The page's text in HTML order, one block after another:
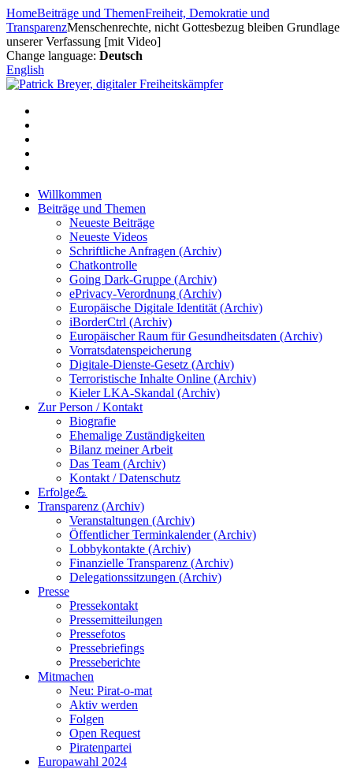
Zum
Inhalt
springen
HomeBeiträge und ThemenFreiheit, Demokratie und
TransparenzMenschenrechte, nicht Gottesbezug bleiben Grundlage
unserer Verfassung [mit Video]
Change language: Deutsch
English
Willkommen
Beiträge und Themen
Neueste Beiträge
Neueste Videos
Schriftliche Anfragen (Archiv)
Chatkontrolle
Going Dark-Gruppe (Archiv)
ePrivacy-Verordnung (Archiv)
Europäische Digitale Identität (Archiv)
iBorderCtrl (Archiv)
Europäischer Raum für Gesundheitsdaten (Archiv)
Vorratsdatenspeicherung
Digitale-Dienste-Gesetz (Archiv)
Terroristische Inhalte Online (Archiv)
Kieler LKA-Skandal (Archiv)
Zur Person / Kontakt
Biografie
Ehemalige Zuständigkeiten
Bilanz meiner Arbeit
Das Team (Archiv)
Kontakt / Datenschutz
Erfolge💪
Transparenz (Archiv)
Veranstaltungen (Archiv)
Öffentlicher Terminkalender (Archiv)
Lobbykontakte (Archiv)
Finanzielle Transparenz (Archiv)
Delegationssitzungen (Archiv)
Presse
Pressekontakt
Pressemitteilungen
Pressefotos
Pressebriefings
Presseberichte
Mitmachen
Neu: Pirat-o-mat
Aktiv werden
Folgen
Open Request
Piratenpartei
Europawahl 2024